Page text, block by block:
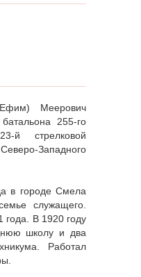
Меерович
255-го
й стрелковой
Западного
в городе Смела
служащего.
В 1920 году
школу и два
Работал